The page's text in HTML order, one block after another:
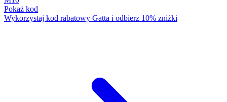
Pokaż kod
Wykorzystaj kod rabatowy Gatta i odbierz 10% zniżki